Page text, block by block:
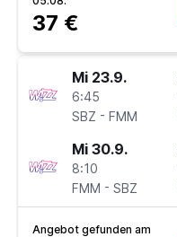
37 €
Mi 23.9.
6:45
SBZ - FMM
Mi 30.9.
8:10
FMM - SBZ
Angebot gefunden am